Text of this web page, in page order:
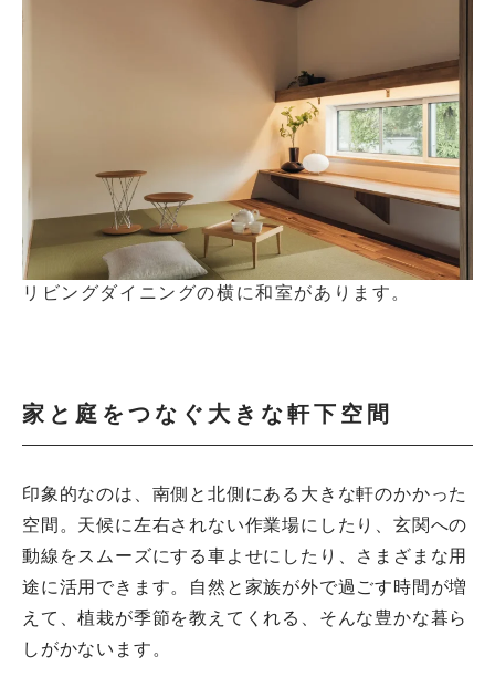
リビングダイニングの横に和室があります。
家と庭をつなぐ大きな軒下空間
印象的なのは、南側と北側にある大きな軒のかかった
空間。天候に左右されない作業場にしたり、玄関への
動線をスムーズにする車よせにしたり、さまざまな用
途に活用できます。自然と家族が外で過ごす時間が増
えて、植栽が季節を教えてくれる、そんな豊かな暮ら
しがかないます。